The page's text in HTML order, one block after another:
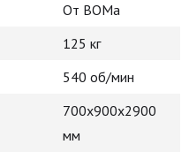
От ВОМа
125 кг
540 об/мин
700х900х2900
мм